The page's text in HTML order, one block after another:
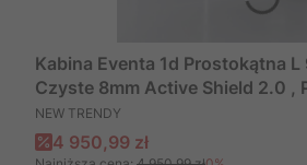
Kabina Eventa 1d Prostokątna
Czyste 8mm Active Shield 2.0 ,
Trendy, Numer Kat: Exk-0130/
PRODUCENT
NEW TRENDY
Cena promocyjna
4 950,99 zł